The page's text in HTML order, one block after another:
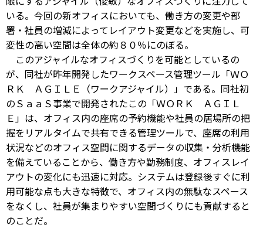
いる。今回の新オフィスにおいても、働き方の変更や部
署・社員の増減によってレイアウト変更などを実施し、可
変性の高い空間は全体の約８０％にのぼる。
このアジャイルなオフィスづくりを可能としているの
が、同社が昨年開発したワークスペース管理ツール「ＷＯ
ＲＫ ＡＧＩＬＥ（ワークアジャイル）」である。同社初
のＳａａＳ事業で開発されたこの「ＷＯＲＫ ＡＧＩＬ
Ｅ」は、オフィス内の座席の予約機能や社員の居場所の把
握をリアルタイムで共有できる管理ツールで、座席の利用
状況などのオフィス空間に関するデータの収集・分析機能
を備えていることから、働き方や勤務制度、オフィスレイ
アウトの変化にも迅速に対応。システムは登録後すぐに利
用可能な点も大きな特徴で、オフィス内の無駄なスペース
をなくし、社員が集まりやすい空間づくりにも貢献すると
のことだ。